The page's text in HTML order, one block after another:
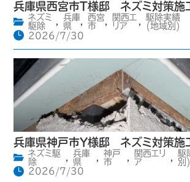
兵庫県西宮市T様邸 ネズミ対策施
ネズミ
駆除
,
兵庫
県
,
西宮
市
,
関西エ
リア
,
駆除実績
(地域別)
2026/7/30
兵庫県神戸市Y様邸 ネズミ対策施
ネズミ駆
除
,
兵庫
県
,
神戸
市
,
関西エリ
ア
,
駆
別)
2026/7/30